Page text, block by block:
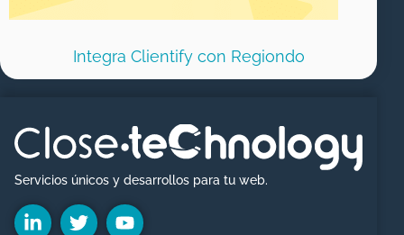
Integra Clientify con Regiondo
Servicios únicos y desarrollos para tu web.